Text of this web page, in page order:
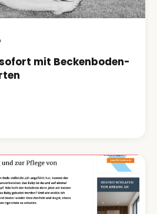
mit Beckenboden-